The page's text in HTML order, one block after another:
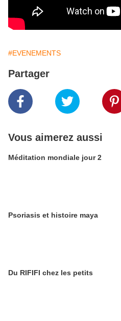
#EVENEMENTS
Partager
Vous aimerez aussi
Méditation mondiale jour 2
Psoriasis et histoire maya
Du RIFIFI chez les petits